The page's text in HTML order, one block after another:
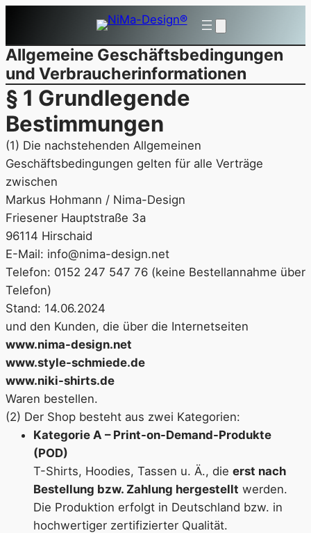
springen
Allgemeine Geschäftsbedingungen
und Verbraucherinformationen
§ 1 Grundlegende
Bestimmungen
(1) Die nachstehenden Allgemeinen
Geschäftsbedingungen gelten für alle Verträge
zwischen
Markus Hohmann / Nima-Design
Friesener Hauptstraße 3a
96114 Hirschaid
E-Mail: info@nima-design.net
Telefon: 0152 247 547 76 (keine Bestellannahme über
Telefon)
Stand: 14.06.2024
und den Kunden, die über die Internetseiten
www.nima-design.net
www.style-schmiede.de
www.niki-shirts.de
Waren bestellen.
(2) Der Shop besteht aus zwei Kategorien:
Kategorie A – Print-on-Demand-Produkte
(POD)
T-Shirts, Hoodies, Tassen u. Ä., die erst nach
Bestellung bzw. Zahlung hergestellt werden.
Die Produktion erfolgt in Deutschland bzw. in
hochwertiger zertifizierter Qualität.